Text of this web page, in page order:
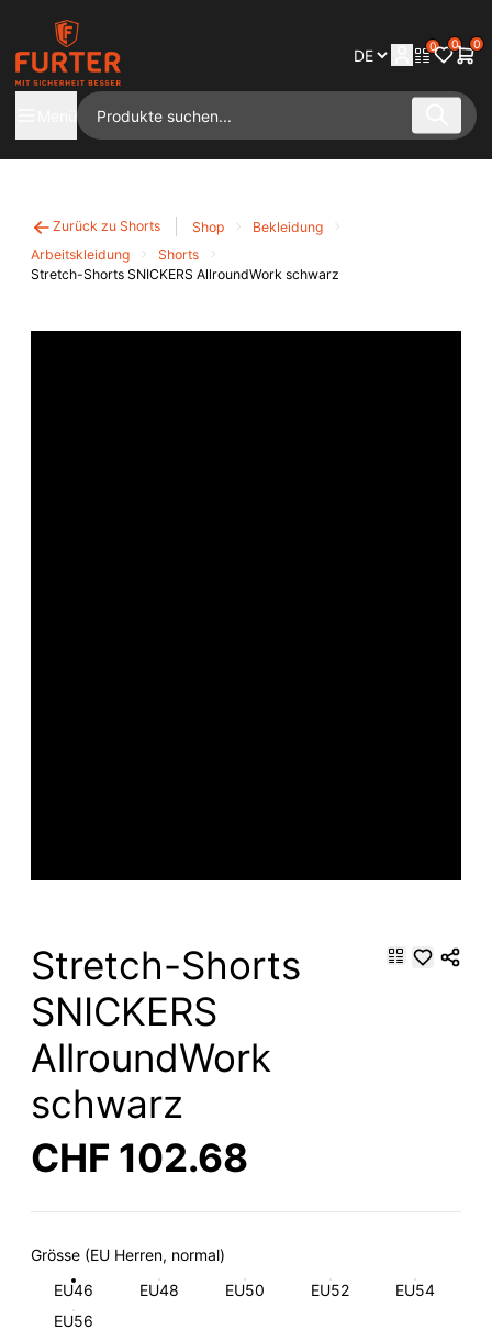
0 0 0
Zurück zu Shorts Shop
Bekleidung
Arbeitskleidung
Shorts
Stretch-Shorts SNICKERS AllroundWork schwarz
Stretch-Shorts
SNICKERS
AllroundWork
schwarz
CHF 102.68
Grösse (EU Herren, normal)
EU46
EU48 EU50 EU52
EU54
EU56